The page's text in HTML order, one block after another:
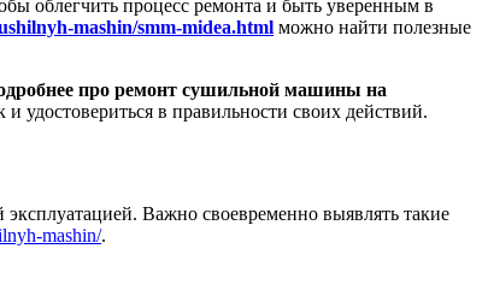
облегчить процесс ремонта и быть уверенным в
mashin/smm-midea.html можно найти полезные
про ремонт сушильной машины на
удостовериться в правильности своих действий.
эксплуатацией. Важно своевременно выявлять такие
mashin/.